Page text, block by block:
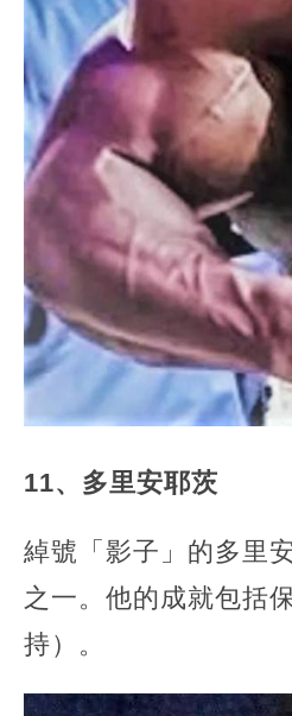
11、多里安耶茨
綽號「影子」的多里
之一。他的成就包括
持）。